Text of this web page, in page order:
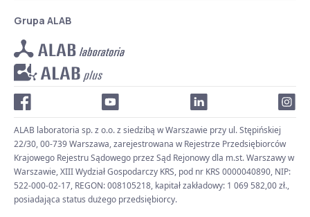
Grupa ALAB
ALAB laboratoria sp. z o.o. z siedzibą w Warszawie przy ul. Stępińskiej
22/30, 00-739 Warszawa, zarejestrowana w Rejestrze Przedsiębiorców
Krajowego Rejestru Sądowego przez Sąd Rejonowy dla m.st. Warszawy w
Warszawie, XIII Wydział Gospodarczy KRS, pod nr KRS 0000040890, NIP:
522-000-02-17, REGON: 008105218, kapitał zakładowy: 1 069 582,00 zł.,
posiadająca status dużego przedsiębiorcy.